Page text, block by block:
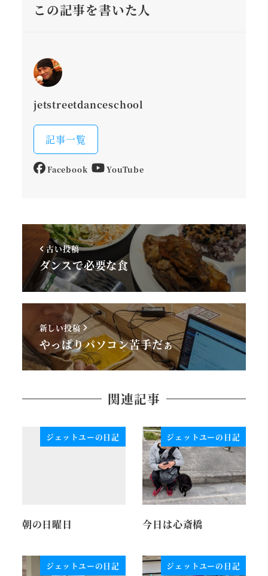
この記事を書いた人
jetstreetdanceschool
記事一覧
Facebook YouTube
古い投稿
ダンスで必要な食
新しい投稿
やっぱりパソコン苦手だぁ
関連記事
ジェットユーの日記
朝の日曜日
ジェットユーの日記
今日は心斎橋
ジェットユーの日記 ジェットユーの日記